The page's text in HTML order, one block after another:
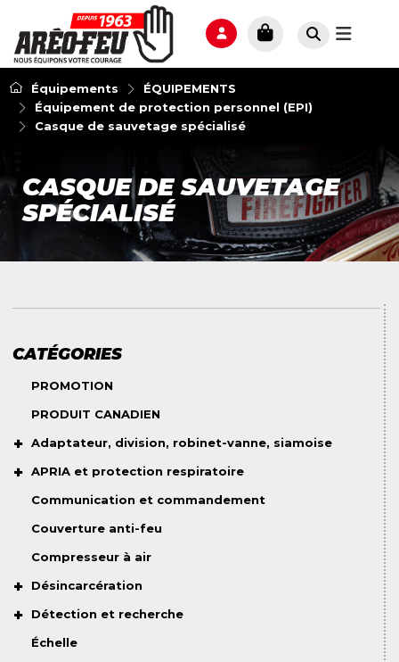
Équipements
ÉQUIPEMENTS
Équipement de protection personnel (EPI)
Casque de sauvetage spécialisé
CASQUE DE SAUVETAGE
SPÉCIALISÉ
CATÉGORIES
PROMOTION
PRODUIT CANADIEN
Adaptateur, division, robinet-vanne, siamoise
APRIA et protection respiratoire
Communication et commandement
Couverture anti-feu
Compresseur à air
Désincarcération
Détection et recherche
Échelle